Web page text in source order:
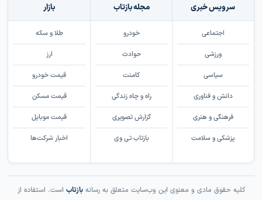
سرویس خبری
اجتماعی
ورزشی
سیاسی
دانش و فناوری
فرهنگی و هنری
پزشکی و سلامت
مجله بازتاب
خودرو
حوادث
کامنت
راه و چاه زندگی
گزارش تصویری
بازتاب تی وی
بازار
طلا و سکه
ارز
قیمت خودرو
قیمت مسکن
قیمت موبایل
اخبار شرکت‌ها
کلیه حقوق مادی و معنوی این وب‌سایت متعلق به رسانهبازتاب است. استفاده از